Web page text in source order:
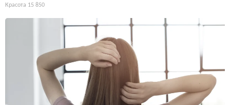
Красота 15 850